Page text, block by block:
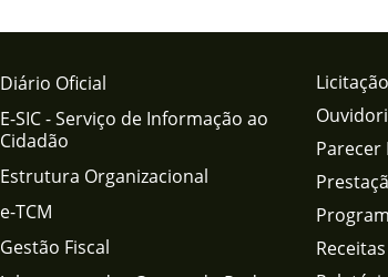
Diário Oficial
E-SIC - Serviço de Informação ao
Cidadão
Estrutura Organizacional
e-TCM
Gestão Fiscal
Parecer
Receitas